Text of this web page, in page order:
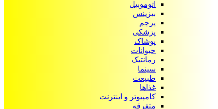
اتوموبیل
بیزینس
پرچم
پزشکی
پوشاک
حیوانات
رمانتیک
سینما
طبیعت
غذاها
کامپیوتر و اینترنت
متفرقه